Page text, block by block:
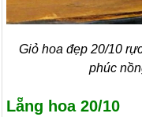
Giỏ hoa đẹp 20/10
phúc
Lẵng hoa 20/10